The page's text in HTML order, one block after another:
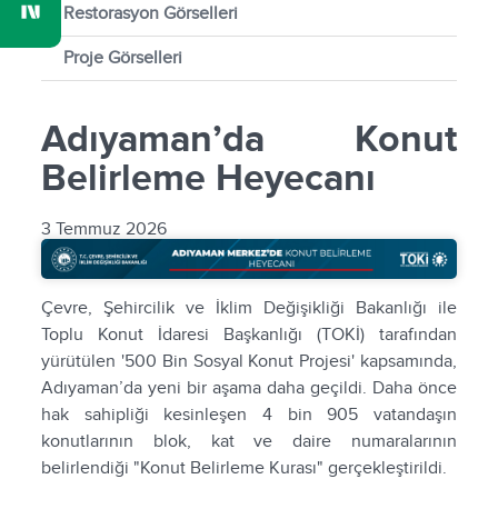
Restorasyon Görselleri
Proje Görselleri
​Adıyaman’da Konut
Belirleme Heyecanı
3 Temmuz 2026
Çevre, Şehircilik ve İklim Değişikliği Bakanlığı ile
Toplu Konut İdaresi Başkanlığı (TOKİ) tarafından
yürütülen '500 Bin Sosyal Konut Projesi' kapsamında,
Adıyaman’da yeni bir aşama daha geçildi. Daha önce
hak sahipliği kesinleşen 4 bin 905 vatandaşın
konutlarının blok, kat ve daire numaralarının
belirlendiği "Konut Belirleme Kurası" gerçekleştirildi.